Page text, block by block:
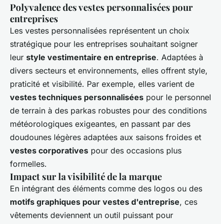
Polyvalence des vestes personnalisées pour
entreprises
Les vestes personnalisées représentent un choix
stratégique pour les entreprises souhaitant soigner
leur style vestimentaire en entreprise. Adaptées à
divers secteurs et environnements, elles offrent style,
praticité et visibilité. Par exemple, elles varient de
vestes techniques personnalisées pour le personnel
de terrain à des parkas robustes pour des conditions
météorologiques exigeantes, en passant par des
doudounes légères adaptées aux saisons froides et
vestes corporatives pour des occasions plus
formelles.
Impact sur la visibilité de la marque
En intégrant des éléments comme des logos ou des
motifs graphiques pour vestes d'entreprise, ces
vêtements deviennent un outil puissant pour